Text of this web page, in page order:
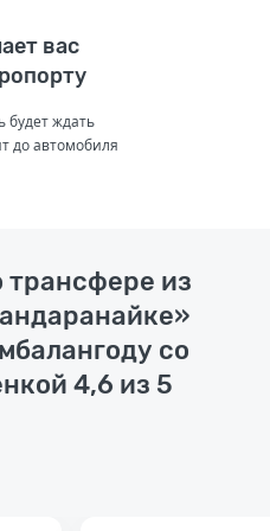
вас
будет ждать
до автомобиля
трансфере из
со
4,6 из 5